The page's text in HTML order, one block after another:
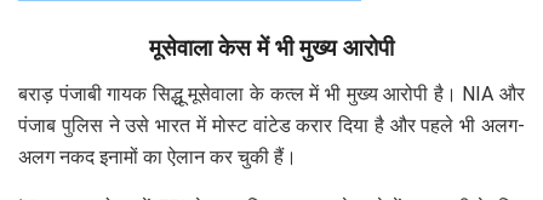
मूसेवाला केस में भी मुख्य आरोपी
बराड़ पंजाबी गायक सिद्धू मूसेवाला के कत्ल में भी मुख्य आरोपी है। NIA और
पंजाब पुलिस ने उसे भारत में मोस्ट वांटेड करार दिया है और पहले भी अलग-
अलग नकद इनामों का ऐलान कर चुकी हैं।